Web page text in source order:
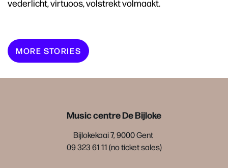
vederlicht, virtuoos, volstrekt volmaakt.
MORE STORIES
Music centre De Bijloke
Bijlokekaai 7, 9000 Gent
09 323 61 11 (no ticket sales)